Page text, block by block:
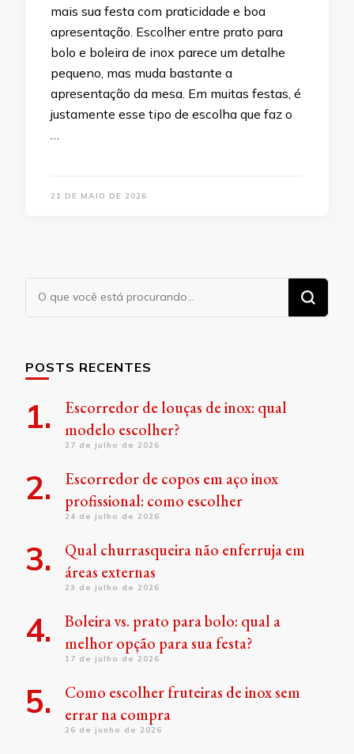
mais sua festa com praticidade e boa
apresentação. Escolher entre prato para
bolo e boleira de inox parece um detalhe
pequeno, mas muda bastante a
apresentação da mesa. Em muitas festas, é
justamente esse tipo de escolha que faz o
…
21 DE MAIO DE 2026
Procurando
algo?
POSTS RECENTES
Escorredor de louças de inox: qual
modelo escolher?
27 de julho de 2026
Escorredor de copos em aço inox
profissional: como escolher
24 de julho de 2026
Qual churrasqueira não enferruja em
áreas externas
23 de julho de 2026
Boleira vs. prato para bolo: qual a
melhor opção para sua festa?
17 de julho de 2026
Como escolher fruteiras de inox sem
errar na compra
26 de junho de 2026